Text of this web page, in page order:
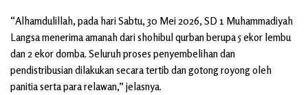
“Alhamdulillah, pada hari Sabtu, 30 Mei 2026, SD 1 Muhammadiyah
Langsa menerima amanah dari shohibul qurban berupa 5 ekor lembu
dan 2 ekor domba. Seluruh proses penyembelihan dan
pendistribusian dilakukan secara tertib dan gotong royong oleh
panitia serta para relawan,” jelasnya.